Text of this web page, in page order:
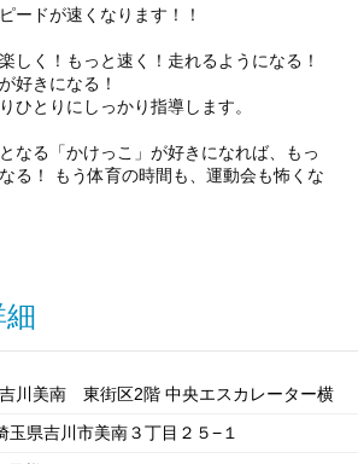
ードが速くなります！！
しく！もっと速く！走れるようになる！
好きになる！
ひとりにしっかり指導します。
なる「かけっこ」が好きになれば、もっ
る！ もう体育の時間も、運動会も怖くな
川美南 東街区2階 中央エスカレーター横
玉県吉川市美南３丁目２５−１